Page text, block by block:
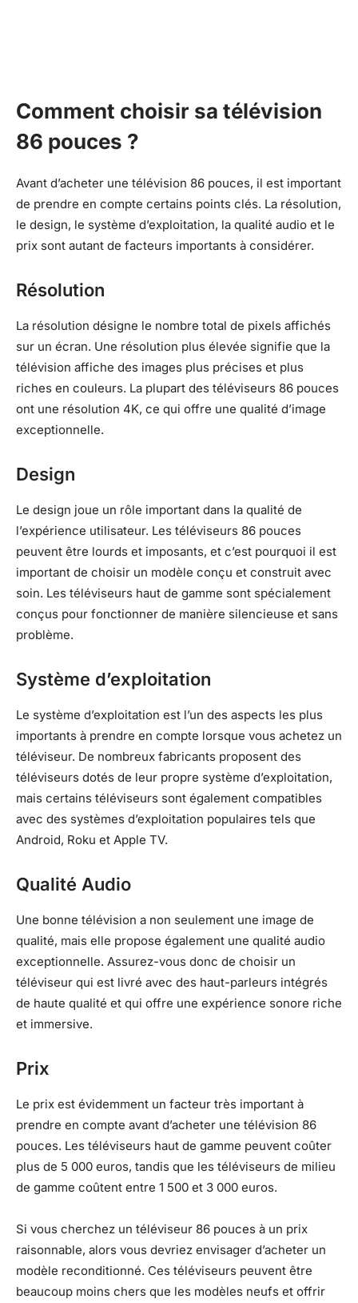
Comment choisir sa télévision
86 pouces ?
Avant d’acheter une télévision 86 pouces, il est important
de prendre en compte certains points clés. La résolution,
le design, le système d’exploitation, la qualité audio et le
prix sont autant de facteurs importants à considérer.
Résolution
La résolution désigne le nombre total de pixels affichés
sur un écran. Une résolution plus élevée signifie que la
télévision affiche des images plus précises et plus
riches en couleurs. La plupart des téléviseurs 86 pouces
ont une résolution 4K, ce qui offre une qualité d’image
exceptionnelle.
Design
Le design joue un rôle important dans la qualité de
l’expérience utilisateur. Les téléviseurs 86 pouces
peuvent être lourds et imposants, et c’est pourquoi il est
important de choisir un modèle conçu et construit avec
soin. Les téléviseurs haut de gamme sont spécialement
conçus pour fonctionner de manière silencieuse et sans
problème.
Système d’exploitation
Le système d’exploitation est l’un des aspects les plus
importants à prendre en compte lorsque vous achetez un
téléviseur. De nombreux fabricants proposent des
téléviseurs dotés de leur propre système d’exploitation,
mais certains téléviseurs sont également compatibles
avec des systèmes d’exploitation populaires tels que
Android, Roku et Apple TV.
Qualité Audio
Une bonne télévision a non seulement une image de
qualité, mais elle propose également une qualité audio
exceptionnelle. Assurez-vous donc de choisir un
téléviseur qui est livré avec des haut-parleurs intégrés
de haute qualité et qui offre une expérience sonore riche
et immersive.
Prix
Le prix est évidemment un facteur très important à
prendre en compte avant d’acheter une télévision 86
pouces. Les téléviseurs haut de gamme peuvent coûter
plus de 5 000 euros, tandis que les téléviseurs de milieu
de gamme coûtent entre 1 500 et 3 000 euros.
Si vous cherchez un téléviseur 86 pouces à un prix
raisonnable, alors vous devriez envisager d’acheter un
modèle reconditionné. Ces téléviseurs peuvent être
beaucoup moins chers que les modèles neufs et offrir